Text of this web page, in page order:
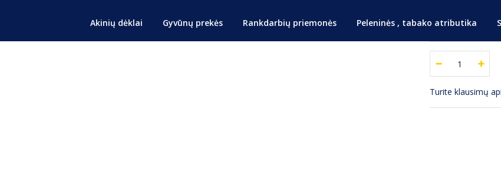
Akinių dėklai Gyvūnų prekės Rankdarbių priemonės Peleninės , tabako atributika
€299
Turite klausimų